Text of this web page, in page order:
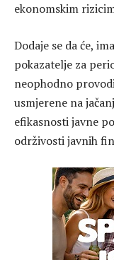
ekonomskim
Dodaje se da će,
pokazatelje za
neophodno
usmjerene na
efikasnosti javne
održivosti javnih